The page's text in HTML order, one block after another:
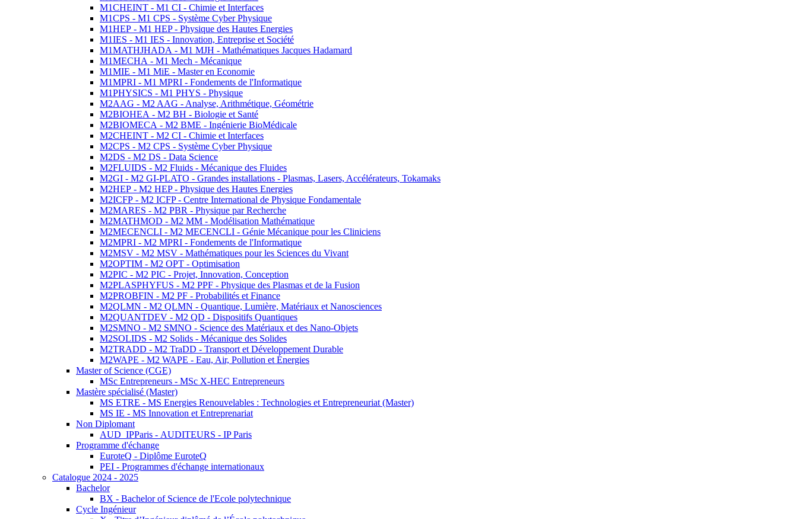
M1CHEINT - M1 CI - Chimie et Interfaces
M1CPS - M1 CPS - Système Cyber Physique
M1HEP - M1 HEP - Physique des Hautes Energies
M1IES - M1 IES - Innovation, Entreprise et Société
M1MATHJHADA - M1 MJH - Mathématiques Jacques Hadamard
M1MECHA - M1 Mech - Mécanique
M1MIE - M1 MiE - Master en Economie
M1MPRI - M1 MPRI - Fondements de l'Informatique
M1PHYSICS - M1 PHYS - Physique
M2AAG - M2 AAG - Analyse, Arithmétique, Géométrie
M2BIOHEA - M2 BH - Biologie et Santé
M2BIOMECA - M2 BME - Ingénierie BioMédicale
M2CHEINT - M2 CI - Chimie et Interfaces
M2CPS - M2 CPS - Système Cyber Physique
M2DS - M2 DS - Data Science
M2FLUIDS - M2 Fluids - Mécanique des Fluides
M2GI - M2 GI-PLATO - Grandes installations - Plasmas, Lasers, Accélérateurs, Tokamaks
M2HEP - M2 HEP - Physique des Hautes Energies
M2ICFP - M2 ICFP - Centre International de Physique Fondamentale
M2MARES - M2 PBR - Physique par Recherche
M2MATHMOD - M2 MM - Modélisation Mathématique
M2MECENCLI - M2 MECENCLI - Génie Mécanique pour les Cliniciens
M2MPRI - M2 MPRI - Fondements de l'Informatique
M2MSV - M2 MSV - Mathématiques pour les Sciences du Vivant
M2OPTIM - M2 OPT - Optimisation
M2PIC - M2 PIC - Projet, Innovation, Conception
M2PLASPHYFUS - M2 PPF - Physique des Plasmas et de la Fusion
M2PROBFIN - M2 PF - Probabilités et Finance
M2QLMN - M2 QLMN - Quantique, Lumière, Matériaux et Nanosciences
M2QUANTDEV - M2 QD - Dispositifs Quantiques
M2SMNO - M2 SMNO - Science des Matériaux et des Nano-Objets
M2SOLIDS - M2 Solids - Mécanique des Solides
M2TRADD - M2 TraDD - Transport et Développement Durable
M2WAPE - M2 WAPE - Eau, Air, Pollution et Énergies
Master of Science (CGE)
MSc Entrepreneurs - MSc X-HEC Entrepreneurs
Mastère spécialisé (Master)
MS ETRE - MS Energies Renouvelables : Technologies et Entrepreneuriat (Master)
MS IE - MS Innovation et Entreprenariat
Non Diplomant
AUD_IPParis - AUDITEURS - IP Paris
Programme d'échange
EuroteQ - Diplôme EuroteQ
PEI - Programmes d'échange internationaux
Catalogue 2024 - 2025
Bachelor
BX - Bachelor of Science de l'Ecole polytechnique
Cycle Ingénieur